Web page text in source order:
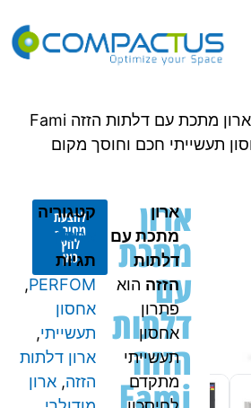
/ ארון מתכת עם דלתות הזזה Fami
ארון
מתכת
עם
דלתות
הזזה
Fami
ארון
מתכת עם
דלתות
הזזה הוא
פתרון
אחסון
תעשייתי
מתקדם
להצעת
מחיר -
לחץ
כאן
קטגוריה
אחסון
תגיות
PERFOM
,
אחסון
תעשייתי,
ארון דלתות
הזזה, ארון